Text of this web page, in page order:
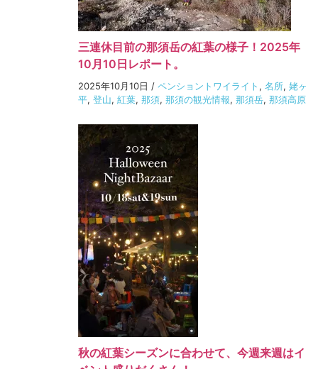
三連休目前の那須岳の紅葉の様子！2025年
10月10日レポート。
2025年10月10日 / ペンショントワイライト , 名所, 姥ヶ
平, 登山, 紅葉, 那須, 那須の観光情報, 那須岳, 那須高原
秋の紅葉シーズンに合わせて、今週来週はイ